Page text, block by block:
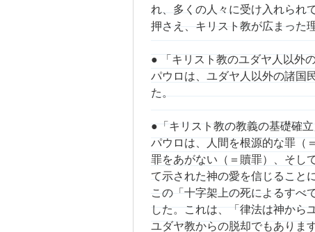
れ、多くの人々に受け入れられ
押さえ、キリスト教が広まった
● 「キリスト教のユダヤ人以外
パウロは、ユダヤ人以外の諸国
た。
●「キリスト教の教義の基礎確立
パウロは、人間を根源的な罪（
罪をあがない（＝贖罪）、そし
て示された神の愛を信じること
この「十字架上の死によるすべ
した。これは、「律法は神から
ユダヤ教からの脱却でもあります